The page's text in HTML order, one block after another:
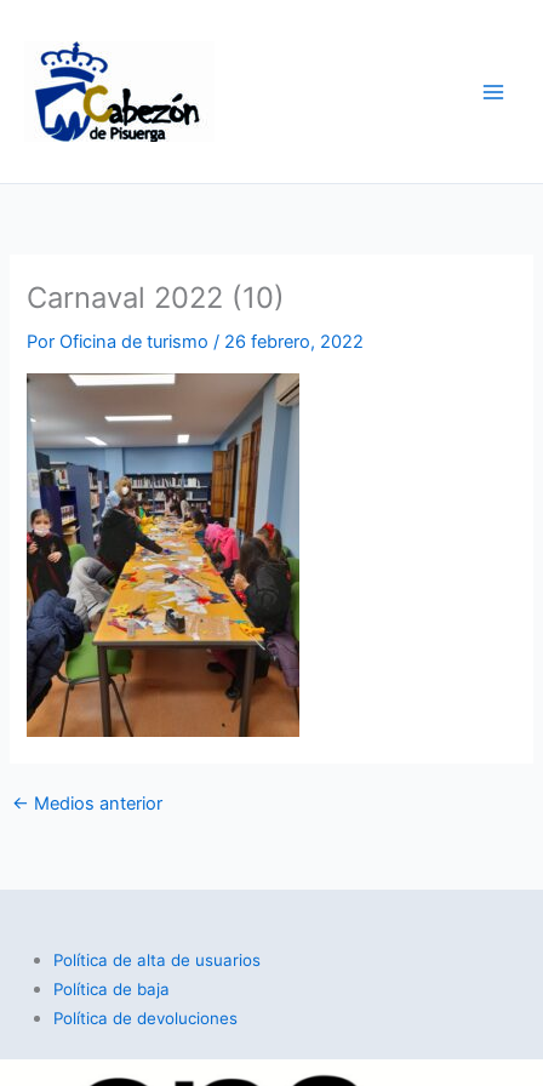
contenido
Carnaval 2022 (10)
PorOficina de turismo/ 26 febrero, 2022
← Medios anterior
Política de alta de usuarios
Política de baja
Política de devoluciones